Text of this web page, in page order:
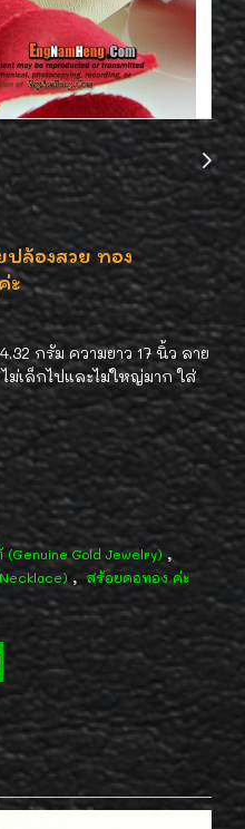
ล้องสวย ทอง
ะ
กรัม ความยาว 17 นิ้ว ลาย
ม่เล็กไปและไม่ใหญ่มาก ใส่
Gold Jewelry) ,
, สร้อยคอทอง ค่ะ